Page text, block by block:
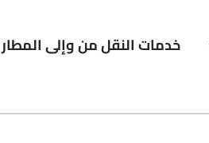
خدمات النقل من وإلى المطار